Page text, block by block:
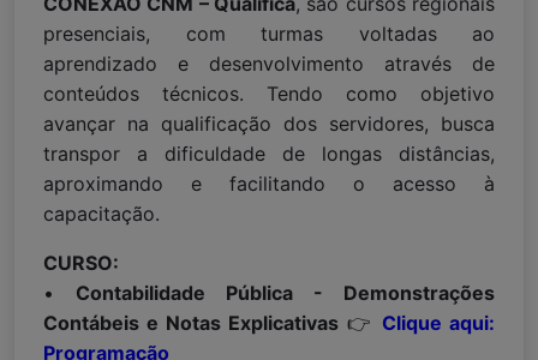
presenciais, com turmas voltadas ao
aprendizado e desenvolvimento através de
conteúdos técnicos. Tendo como objetivo
avançar na qualificação dos servidores, busca
transpor a dificuldade de longas distâncias,
aproximando e facilitando o acesso à
capacitação.
CURSO:
• Contabilidade Pública - Demonstrações
Contábeis e Notas Explicativas 👉 Clique aqui:
Programação